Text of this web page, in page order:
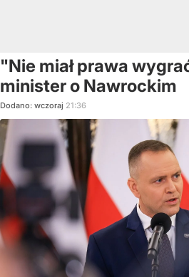
"Nie miał prawa
minister o Nawrockim
Dodano: wczoraj 21:36